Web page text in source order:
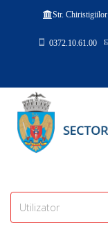
Str.
0372.10.61.00